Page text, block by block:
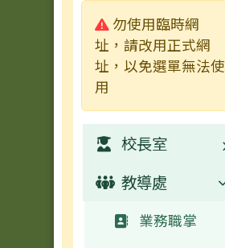
警告:
勿使用臨時網
址，請改用正式網
址，以免選單無法使
用
校長室
業務職掌
校園公告
教導處
業務職掌